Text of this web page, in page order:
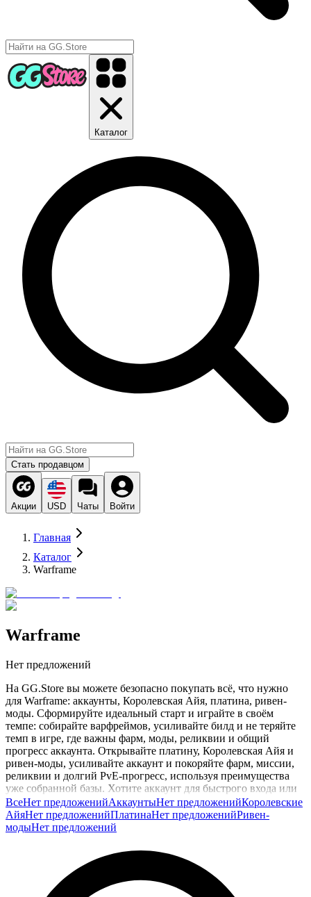
Каталог
Стать продавцом
Акции USD Чаты Войти
Главная
Каталог
Warframe
Warframe
Нет предложений
На GG.Store вы можете безопасно покупать всё, что нужно
для Warframe: аккаунты, Королевская Айя, платина, ривен-
моды. Сформируйте идеальный старт и играйте в своём
темпе: собирайте варфреймов, усиливайте билд и не теряйте
темп в игре, где важны фарм, моды, реликвии и общий
прогресс аккаунта. Открывайте платину, Королевская Айя и
ривен-моды, усиливайте аккаунт и покоряйте фарм, миссии,
реликвии и долгий PvE-прогресс, используя преимущества
уже собранной базы. Хотите аккаунт для быстрого входа или
платину с ривен-модами, чтобы быстрее собрать нужный
билд и не тратить лишнее время на рутину? Всё доступно
напрямую у игроков. Все сделки защищены: продавец
можете сосредоточиться на игре и новых победах в Warframe.
ВсеНет предложенийАккаунтыНет предложенийКоролевские
АйяНет предложенийПлатинаНет предложенийРивен-
модыНет предложений